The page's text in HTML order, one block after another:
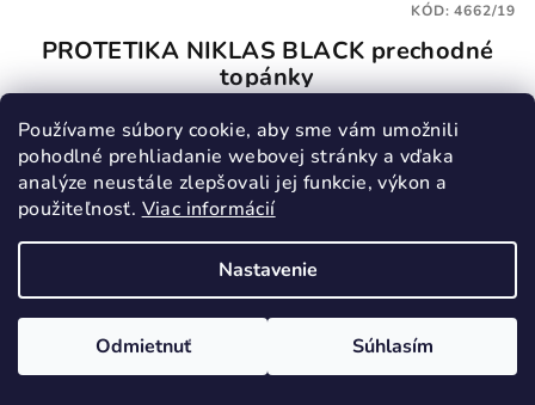
Používame súbory cookie, aby sme vám umožnili
pohodlné prehliadanie webovej stránky a vďaka
analýze neustále zlepšovali jej funkcie, výkon a
použiteľnosť. Viac informácií
Nastavenie
Odmietnuť Súhlasím
PROTETIKA NIKLAS BLACK prechodné
topánky
46,90 €
19 20 21
22
Skladom
Detail
KÓD:4662/19